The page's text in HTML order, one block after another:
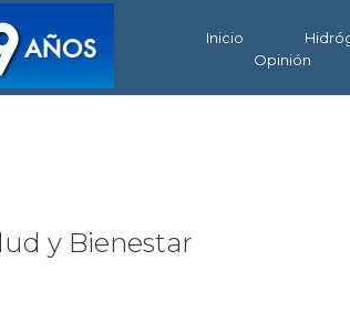
Inicio
Opinión
y Bienestar